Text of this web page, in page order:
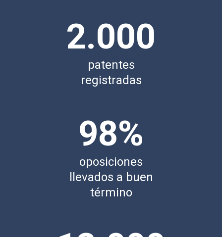
2.000
patentes
registradas
98%
oposiciones
llevados a buen
término